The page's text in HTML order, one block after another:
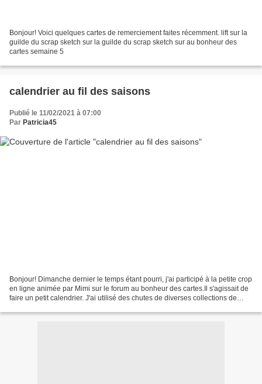
Bonjour! Voici quelques cartes de remerciement faites récemment. lift sur la
guilde du scrap sketch sur la guilde du scrap sketch sur au bonheur des
cartes semaine 5
calendrier au fil des saisons
Publié le 11/02/2021 à 07:00
Par Patricia45
Bonjour! Dimanche dernier le temps étant pourri, j'ai participé à la petite crop
en ligne animée par Mimi sur le forum au bonheur des cartes.Il s'agissait de
faire un petit calendrier. J'ai utilisé des chutes de diverses collections de